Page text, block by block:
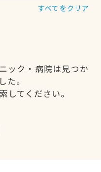
すべてをクリア
ック・病院は見つか
た。
してください。